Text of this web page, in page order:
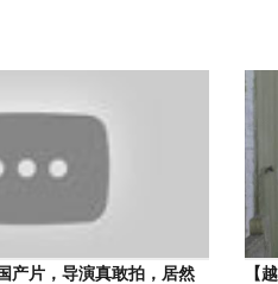
产片，导演真敢拍，居然
【